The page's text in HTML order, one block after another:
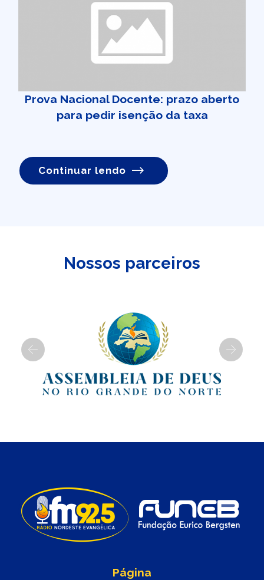
Prova Nacional Docente: prazo aberto
para pedir isenção da taxa
Continuar lendo
Nossos parceiros
Previous Next
Página